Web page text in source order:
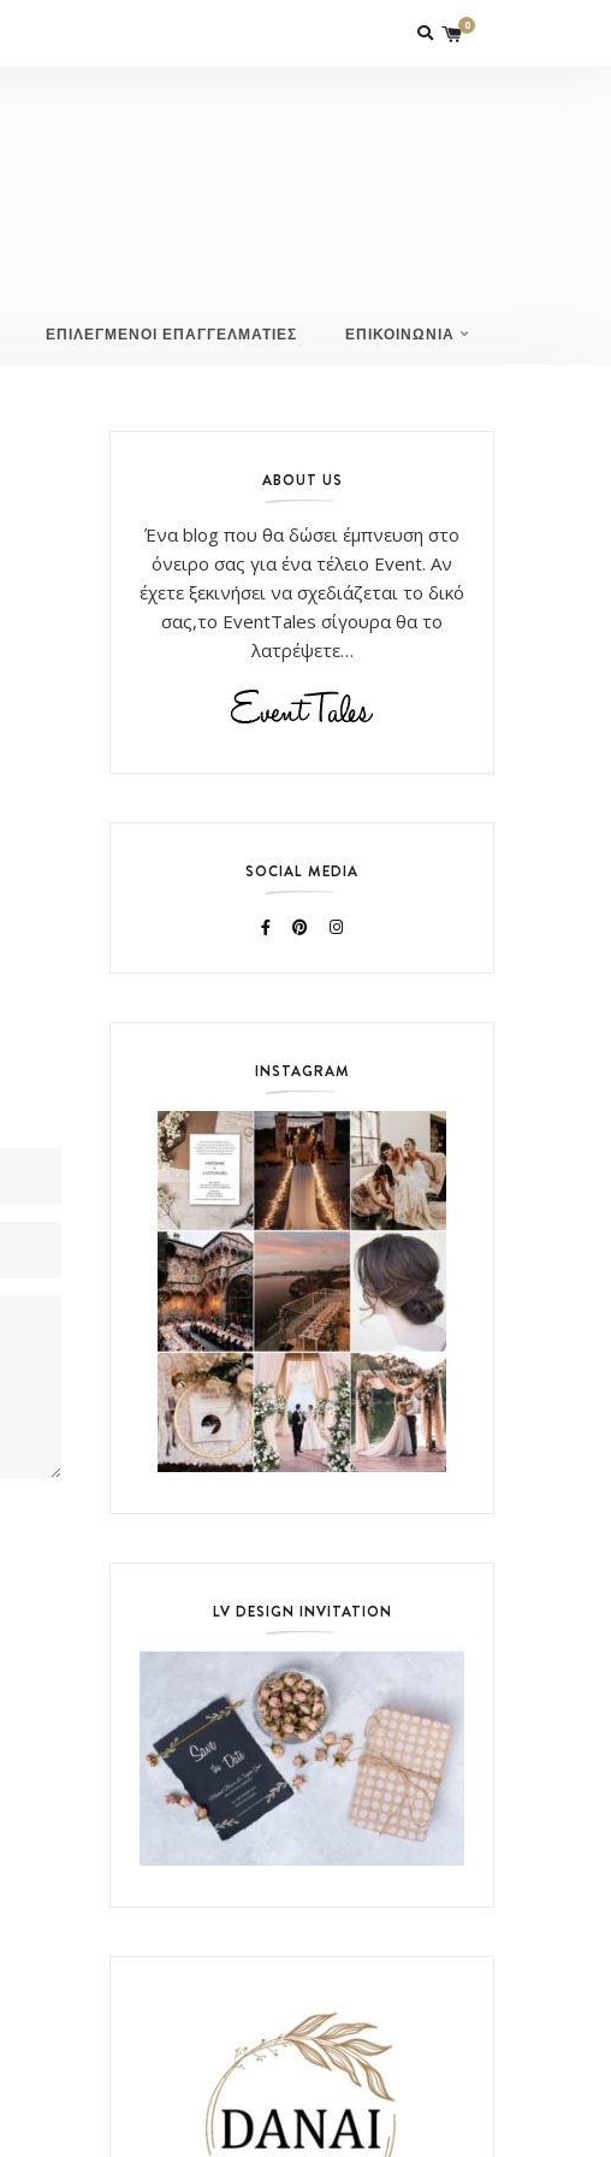
0
ΕΠΙΛΕΓΜΕΝΟΙ ΕΠΑΓΓΕΛΜΑΤΙΕΣ ΕΠΙΚΟΙΝΩΝΙΑ
ABOUT US
Ένα blog που θα δώσει έμπνευση στο
όνειρο σας για ένα τέλειο Event. Αν
έχετε ξεκινήσει να σχεδιάζεται το δικό
σας,το EventTales σίγουρα θα το
λατρέψετε…
SOCIAL MEDIA
INSTAGRAM
LV DESIGN INVITATION